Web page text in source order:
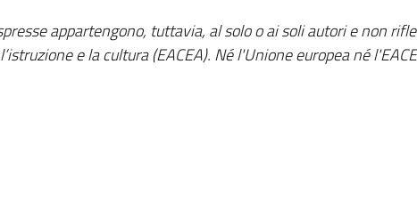
appartengono, tuttavia, al solo o ai soli autori e non
e la cultura (EACEA). Né l'Unione europea né